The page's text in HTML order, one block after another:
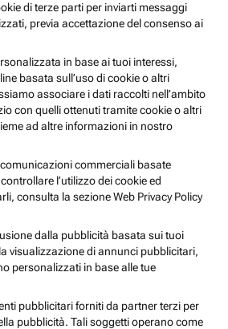
di terze parti per inviarti messaggi
previa accettazione del consenso ai
in base ai tuoi interessi,
basata sull’uso di cookie o altri
associare i dati raccolti nell’ambito
con quelli ottenuti tramite cookie o altri
ad altre informazioni in nostro
commerciali basate
l’utilizzo dei cookie ed
consulta la sezione Web Privacy Policy
dalla pubblicità basata sui tuoi
visualizzazione di annunci pubblicitari,
personalizzati in base alle tue
pubblicitari forniti da partner terzi per
pubblicità. Tali soggetti operano come